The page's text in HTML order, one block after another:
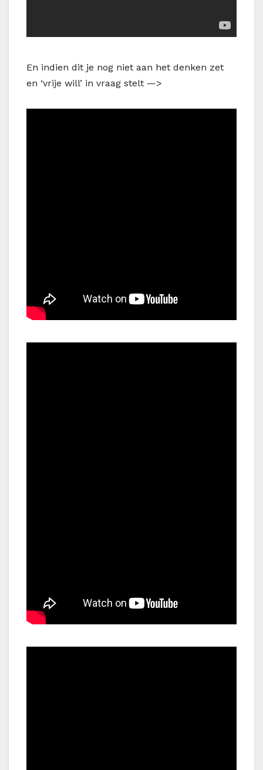
En indien dit je nog niet aan het denken zet
en ‘vrije will’ in vraag stelt —>